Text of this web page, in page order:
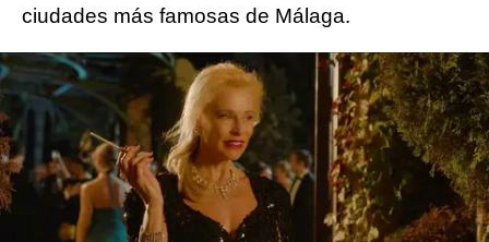
ciudades más famosas de Málaga.
¿Cómo se llamaba laverdadera reinade la
noche
marbellí
? ¿Cómo se les conoce a los
famososque veranean en Marbella? ¿Ha
veraneado allíMarlon Brando? Son algunas
de las preguntasque los protagonistas
deberán responder.